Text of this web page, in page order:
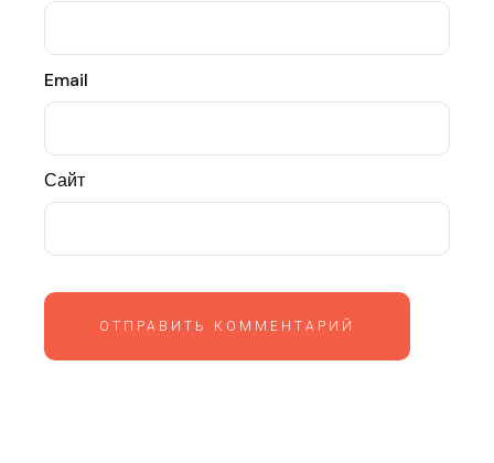
Email
Сайт
ОТПРАВИТЬ КОММЕНТАРИЙ